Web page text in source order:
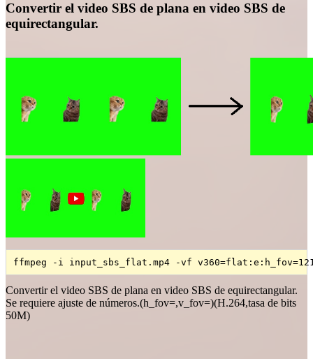
Convertir el video SBS de plana en video SBS de
equirectangular.
ffmpeg -i input_sbs_flat.mp4 -vf
Convertir el video SBS de plana en video SBS de equirectangular.
Se requiere ajuste de números.(h_fov=,v_fov=)(H.264,tasa de bits
50M)